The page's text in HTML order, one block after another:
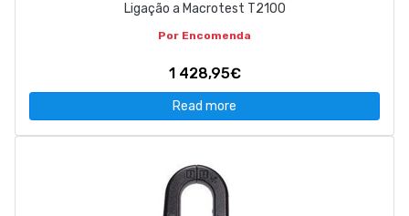
Ligação a Macrotest T2100
Por Encomenda
1 428,95€
Read more